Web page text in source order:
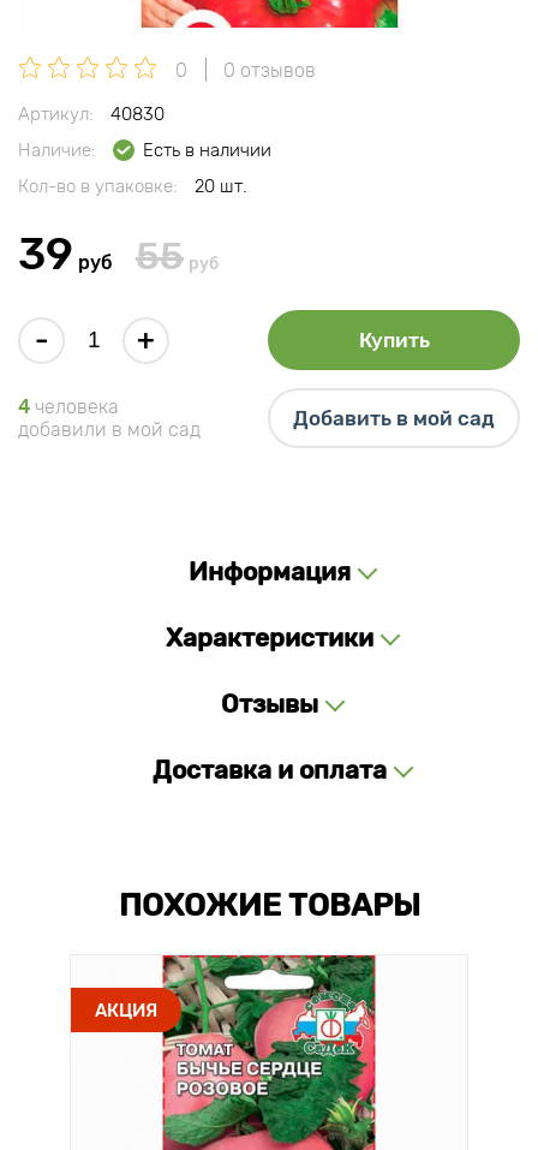
0 0 отзывов
Артикул:
40830
Наличие:
Есть в наличии
Кол-во в упаковке:
20 шт.
39 руб 55 руб
- + Купить
4 человека
добавили в мой сад
Добавить в мой сад
Информация
Характеристики
Отзывы
Доставка и оплата
ПОХОЖИЕ ТОВАРЫ
АКЦИЯ